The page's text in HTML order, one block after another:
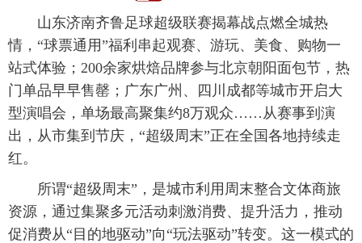
旅游 理财 政务 教育
看天下 晋月读 最太原 网罗民生
太原日报 太原晚报 热评 社区
山东济南齐鲁足球超级联赛揭幕战点燃全城热
情，“球票通用”福利串起观赛、游玩、美食、购物一
站式体验；200余家烘焙品牌参与北京朝阳面包节，热
门单品早早售罄；广东广州、四川成都等城市开启大
型演唱会，单场最高聚集约8万观众……从赛事到演
出，从市集到节庆，“超级周末”正在全国各地持续走
红。
所谓“超级周末”，是城市利用周末整合文体商旅
资源，通过集聚多元活动刺激消费、提升活力，推动
促消费从“目的地驱动”向“玩法驱动”转变。这一模式的